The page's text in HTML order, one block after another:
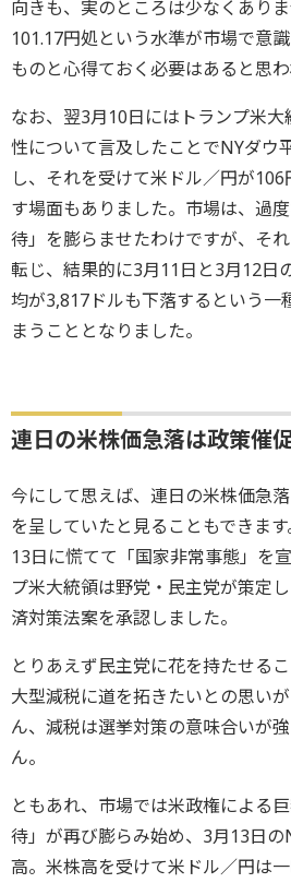
向きも、実のところは少なくあり
101.17円処という水準が市場で意
ものと心得ておく必要はあると思わ
なお、翌3月10日にはトランプ米
性について言及したことでNYダウ
し、それを受けて米ドル／円が
す場面もありました。市場は、過
待」を膨らませたわけですが、そ
転じ、結果的に3月11日と3月12日
均が3,817ドルも下落するという一
まうこととなりました。
連日の米株価急落は政策催
今にして思えば、連日の米株価急
を呈していたと見ることもできま
13日に慌てて「国家非常事態」を
プ米大統領は野党・民主党が策定
済対策法案を承認しました。
とりあえず民主党に花を持たせる
大型減税に道を拓きたいとの思い
ん、減税は選挙対策の意味合いが
ん。
ともあれ、市場では米政権による
待」が再び膨らみ始め、3月13日
高。米株高を受けて米ドル／円は